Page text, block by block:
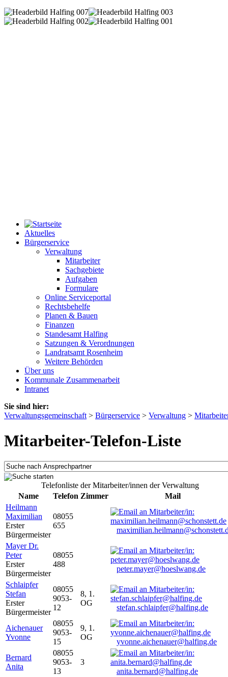
Aktuelles
Bürgerservice
Verwaltung
Mitarbeiter
Sachgebiete
Aufgaben
Formulare
Online Serviceportal
Rechtsbehelfe
Planen & Bauen
Finanzen
Standesamt Halfing
Satzungen & Verordnungen
Landratsamt Rosenheim
Weitere Behörden
Über uns
Kommunale Zusammenarbeit
Intranet
Sie sind hier:
Verwaltungsgemeinschaft > Bürgerservice > Verwaltung >
Mitarbeiter-Telefon-Liste
Telefonliste der Mitarbeiter/innen der Verwaltung
Name
Telefon Zimmer
Mail
Heilmann
Maximilian
Erster
Bürgermeister
08055
655
Mayer Dr.
Peter
Erster
Bürgermeister
08055
488
peter.mayer@hoeslwang.de
Schlaipfer
Stefan
Erster
Bürgermeister
08055
9053-
12
8, 1.
OG
stefan.schlaipfer@halfing.de
Aichenauer
Yvonne
08055
9053-
15
9, 1.
OG
yvonne.aichenauer@halfing.de
Bernard
Anita
08055
9053-
13
3
anita.bernard@halfing.de